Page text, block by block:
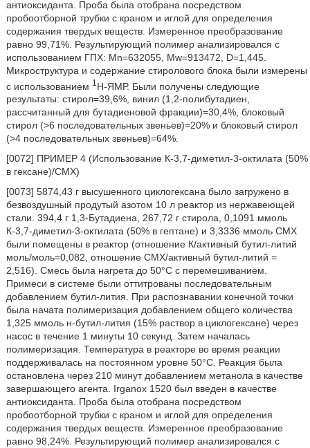
антиоксиданта. Проба была отобрана посредством
пробоотборной трубки с краном и иглой для определения
содержания твердых веществ. Измеренное преобразование
равно 99,71%. Результирующий полимер анализировался с
использованием ГПХ: Mn=632055, Mw=913472, D=1,445.
Микроструктура и содержание стиролового блока были измерены
с использованием 1 H-ЯМР. Были получены следующие
результаты: стирол=39,6%, винил (1,2-полибутадиен,
рассчитанный для бутадиеновой фракции)=30,4%, блоковый
стирол (>6 последовательных звеньев)=20% и блоковый стирол
(>4 последовательных звеньев)=64%.
[0072] ПРИМЕР 4 (Использование К-3,7-диметил-3-октилата (50%
в гексане)/СМХ)
[0073] 5874,43 г высушенного циклогексана было загружено в
безвоздушный продутый азотом 10 л реактор из нержавеющей
стали. 394,4 г 1,3-Бутадиена, 267,72 г стирола, 0,1091 ммоль
К-3,7-диметил-3-октилата (50% в гептане) и 3,3336 ммоль СМХ
были помещены в реактор (отношение К/активный бутил-литий
моль/моль=0,082, отношение СМХ/активный бутил-литий =
2,516). Смесь была нагрета до 50°С с перемешиванием.
Примеси в системе были оттитрованы последовательным
добавлением бутил-лития. При распознавании конечной точки
была начата полимеризация добавлением общего количества
1,325 ммоль н-бутил-лития (15% раствор в циклогексане) через
насос в течение 1 минуты 10 секунд. Затем началась
полимеризация. Температура в реакторе во время реакции
поддерживалась на постоянном уровне 50°C. Реакция была
остановлена через 210 минут добавлением метанола в качестве
завершающего агента. Irganox 1520 был введен в качестве
антиоксиданта. Проба была отобрана посредством
пробоотборной трубки с краном и иглой для определения
содержания твердых веществ. Измеренное преобразование
равно 98,24%. Результирующий полимер анализировался с